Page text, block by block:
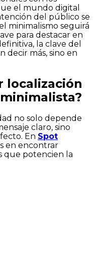
el mundo digital
del público se
minimalismo seguirá
para destacar en
la clave del
decir más, sino en
localización
no solo depende
claro, sino
En Spot
en encontrar
que potencien la